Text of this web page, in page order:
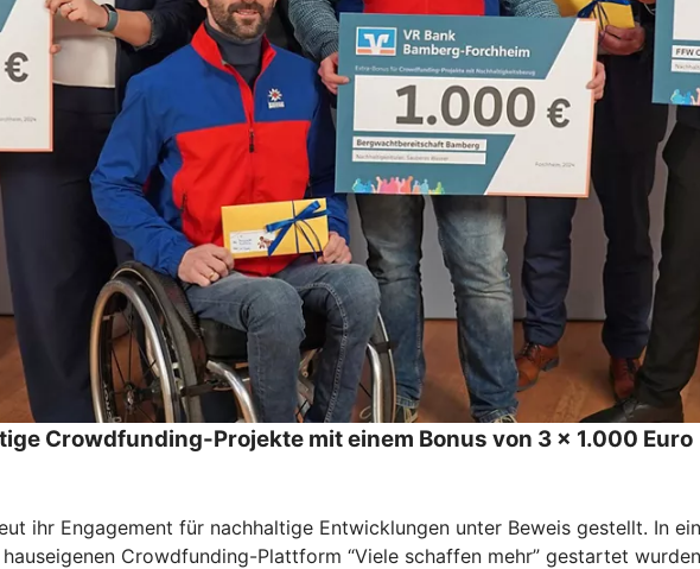
Crowdfunding-Projekte mit einem Bonus von 3 x 1.000 Euro
ihr Engagement für nachhaltige Entwicklungen unter Beweis gestellt. In
Crowdfunding-Plattform “Viele schaffen mehr” gestartet